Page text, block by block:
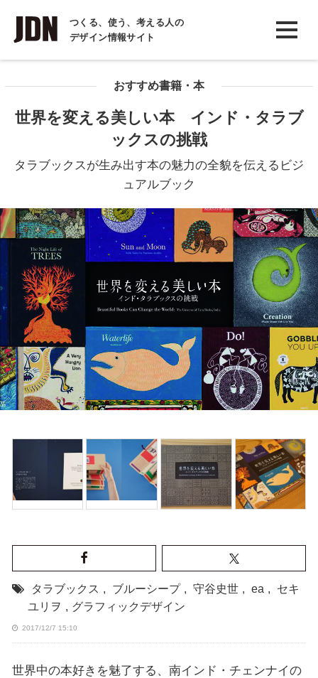
つくる、使う、考える人の
デザイン情報サイト
INTERVIEW
インタビュー
おすすめ書籍・本
世界を変える美しい本 インド・タラブ
ックスの挑戦
タラブックスが生み出す本の魅力の全貌を伝えるビジ
ュアルブック
タラブックス , ブルーシープ , 守谷史世 , ea ,
セキ
ユリヲ , グラフィックデザイン
2017/12/7 15:10
世界中の本好きを魅了する、南インド・チェンナイの